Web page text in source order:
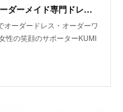
名古屋 豊橋のオーダーメイド専門ドレスデザイナー KUMI OHARA
ーダードレス・オーダーワ
性の笑顔のサポーターKUMI